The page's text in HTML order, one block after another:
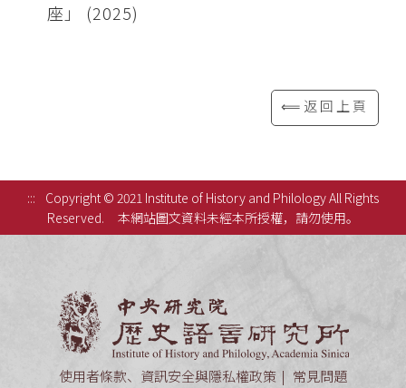
座」 (2025)
⟸返回上頁
:::
Copyright © 2021 Institute of History and Philology All Rights
Reserved.
本網站圖文資料未經本所授權，請勿使用。
使用者條款、資訊安全與隱私權政策 常見問題